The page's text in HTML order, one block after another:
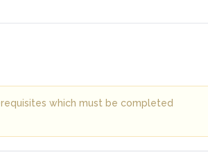
which must be completed